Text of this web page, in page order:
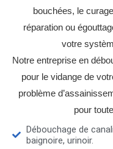
bouchées, le
réparation ou
votre
Notre entreprise en
pour le vidange de
problème
pour
Débouchage de
baignoire, urinoir.